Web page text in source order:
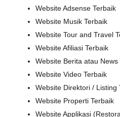
Website Adsense Terbaik
Website Musik Terbaik
Website Tour and Travel
Website Afiliasi Terbaik
Website Berita atau News
Website Video Terbaik
Website Direktori / Listing
Website Properti Terbaik
Website Applikasi